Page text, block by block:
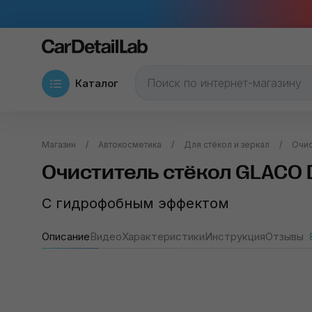
Каталог
Магазин Автокосметика Для стёкол и зеркал
Очиститель стёкол GLACO
С гидрофобным эффектом
ОписаниеВидеоХарактеристикиИнструкцияОтзывы